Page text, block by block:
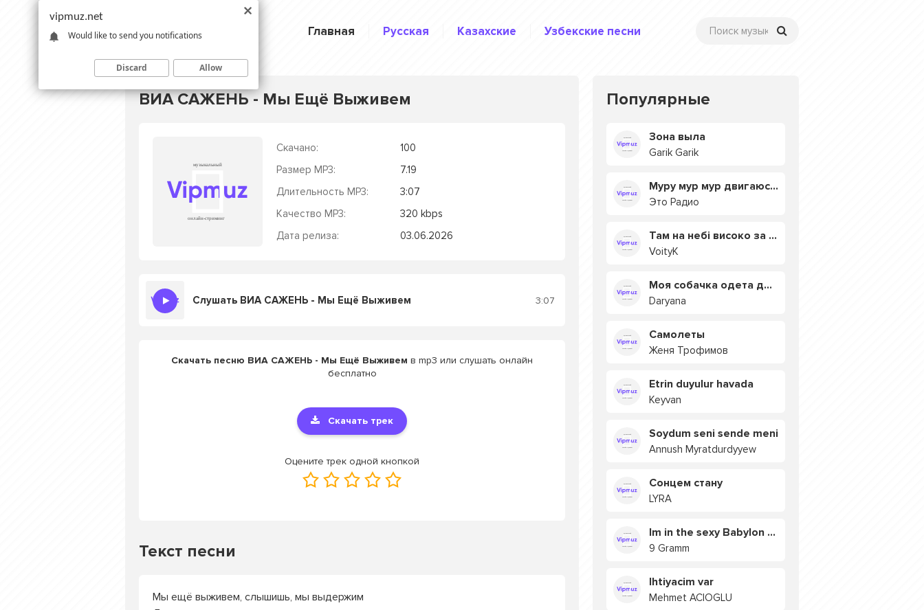
Главная Русская Казахские Узбекские песни
ВИА САЖЕНЬ - Мы Ещё Выживем
Скачано:
100
Размер MP3:
7.19
Длительность MP3:
3:07
Качество MP3:
320 kbps
Дата релиза:
03.06.2026
Слушать ВИА САЖЕНЬ - Мы Ещё Выживем 3:07
Скачать песню ВИА САЖЕНЬ - Мы Ещё Выживем в mp3 или слушать онлайн
бесплатно
Скачать трек
Оцените трек одной кнопкой
Текст песни
Мы ещё выживем, слышишь, мы выдержим
Популярные
Зона выла
Garik Garik
Муру мур мур двигаюсь на мурмулях
Это Радио
Там на небі високо за хмарами
VoityK
Моя собачка одета дороже тебя
Daryana
Самолеты
Женя Трофимов
Etrin duyulur havada
Keyvan
Soydum seni sende meni
Annush Myratdurdyyew
Сонцем стану
LYRA
Im in the sexy Babylon БУЯ
9 Gramm
Ihtiyacim var
Mehmet ACIOGLU
vipmuz.net
Would like to send you notifications
Discard Allow